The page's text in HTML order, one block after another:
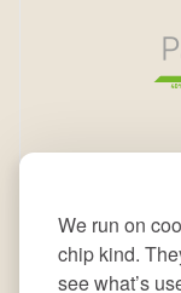
We run on
chip kind.
see what’s